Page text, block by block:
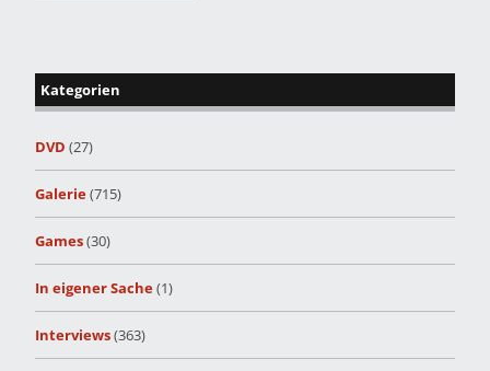
Kategorien
DVD (27)
Galerie(715)
Games(30)
In eigener Sache(1)
Interviews(363)